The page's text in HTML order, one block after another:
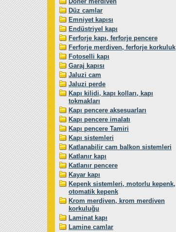
Düz camlar
Emniyet kapısı
Endüstriyel kapı
Ferforje kapı, ferforje pencere
Ferforje merdiven, ferforje korkuluk
Fotoselli kapı
Garaj kapısı
Jaluzi cam
Jaluzi perde
Kapı kilidi, kapı kolları, kapı
tokmakları
Kapı pencere aksesuarları
Kapı pencere imalatı
Kapı pencere Tamiri
Kapı sistemleri
Katlanabilir cam balkon sistemleri
Katlanır kapı
Katlanır pencere
Kayar kapı
Kepenk sistemleri, motorlu kepenk,
otomatik kepenk
Krom merdiven, krom merdiven
korkuluğu
Laminat kapı
Lamine camlar